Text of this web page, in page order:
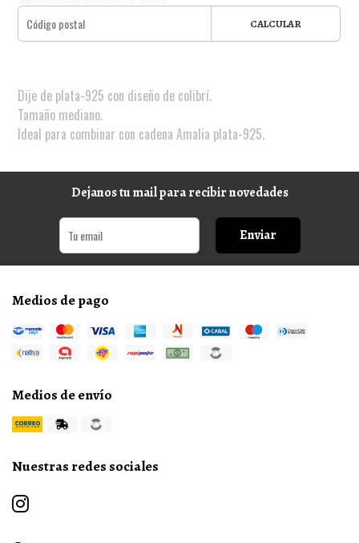
CALCULAR
Dije de plata-925 con diseño de colibrí.
Tamaño mediano.
Ideal para combinar con cadena Amalia plata-925.
Dejanos tu mail para recibir novedades
Enviar
Medios de pago
Medios de envío
Nuestras redes sociales